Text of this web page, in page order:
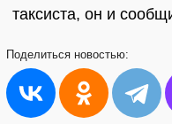
таксиста, он и
Поделиться новостью: